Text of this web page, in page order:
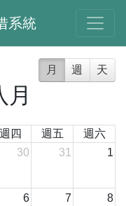
系統
月 週 天
月
週四 週五
週六
30 31 1
6 7 8